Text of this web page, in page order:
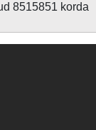
8515851 korda